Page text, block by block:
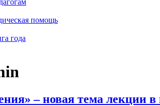
помощь
года
– новая тема лекции в